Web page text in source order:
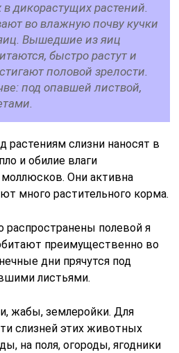
дикорастущих растений.
во влажную почву кучки
Вышедшие из яиц
быстро растут и
половой зрелости.
под опавшей листвой,
растениям слизни наносят в
и обилие влаги
моллюсков. Они активна
много растительного корма.
полевой я
преимущественно во
дни прячутся под
листьями.
жабы, землеройки. Для
слизней этих животных
на поля, огороды, ягодники